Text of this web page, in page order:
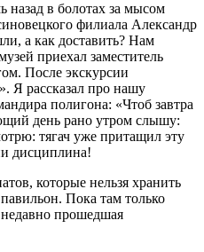
в болотах за мысом
филиала Александр
а как доставить? Нам
приехал заместитель
После экскурсии
Я рассказал про нашу
полигона: «Чтоб завтра
день рано утром слышу:
тягач уже притащил эту
дисциплина!
которые нельзя хранить
Пока там только
прошедшая